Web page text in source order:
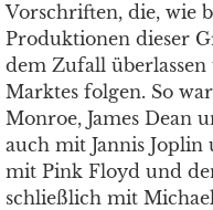
Vorschriften, die, wie
Produktionen dieser
dem Zufall
Marktes folgen. So
Monroe, James Dean
auch mit Jannis
mit Pink Floyd und
schließlich mit